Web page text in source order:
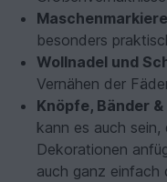
besonders
Wollnadel und
Vernähen der
Knöpfe, Bänder
kann es auch
Dekorationen
auch ganz einfach